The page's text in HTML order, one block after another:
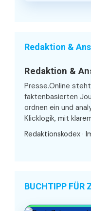
Redaktion &
Redaktion &
Presse.Online
faktenbasierten
ordnen ein und
Klicklogik, mit
Redaktionskodex ·
BUCHTIPP FÜR